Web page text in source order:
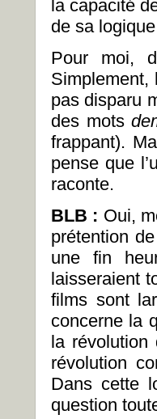
la capacité
de sa
Pour moi,
Simplement,
pas disparu
des mots
frappant).
pense que
raconte.
BLB : Oui,
prétention
une fin
laisseraient
films sont
concerne la
la révolution
révolution
Dans cette
question